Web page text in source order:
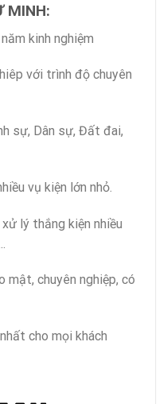
MINH:
kinh nghiệm
với trình độ chuyên
sự, Dân sự, Đất đai,
vụ kiện lớn nhỏ.
lý thắng kiện nhiều
mật, chuyên nghiệp, có
cho mọi khách